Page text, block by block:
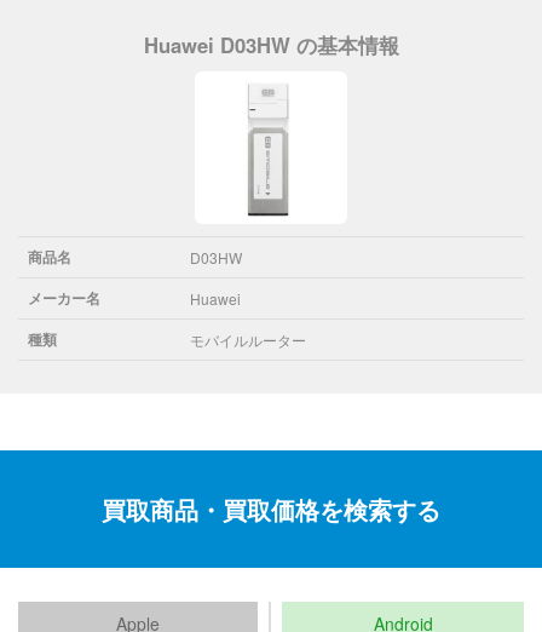
Huawei D03HW の基本情報
商品名 D03HW
メーカー名 Huawei
種類 モバイルルーター
買取商品・買取価格を検索する
Apple Android